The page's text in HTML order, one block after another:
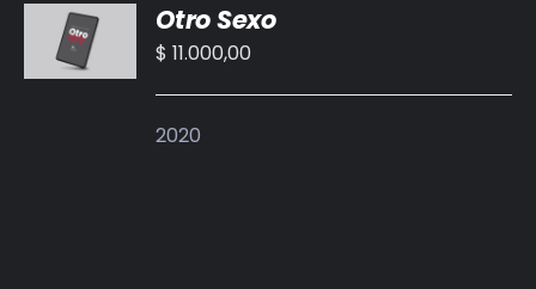
AL
CARRITO
/
Otro Sexo
$ 11.000,00
2020